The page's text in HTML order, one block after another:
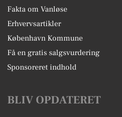
Fakta om Vanløse
Erhvervsartikler
København Kommune
Få en gratis salgsvurdering
Sponsoreret indhold
BLIV OPDATERET